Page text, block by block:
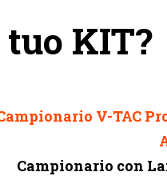
KIT?
V-TAC
Campionario con